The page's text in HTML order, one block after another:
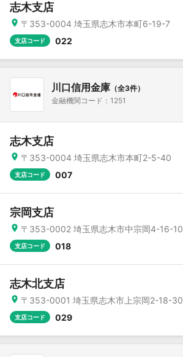
志木支店
〒353-0004 埼玉県志木市本町6-19-7
支店コード 022
川口信用金庫 （全3件）
金融機関コード：1251
志木支店
〒353-0004 埼玉県志木市本町2-5-40
支店コード 007
宗岡支店
〒353-0002 埼玉県志木市中宗岡4-16-10
支店コード 018
志木北支店
〒353-0001 埼玉県志木市上宗岡2-18-30
支店コード 029